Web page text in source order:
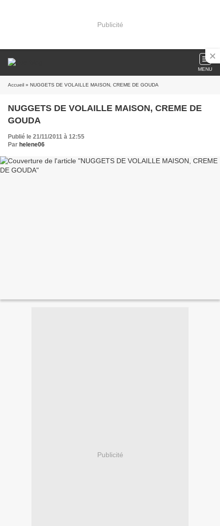
Publicité
MENU
Accueil » NUGGETS DE VOLAILLE MAISON, CREME DE GOUDA
NUGGETS DE VOLAILLE MAISON, CREME DE
GOUDA
Publié le 21/11/2011 à 12:55
Par helene06
Publicité